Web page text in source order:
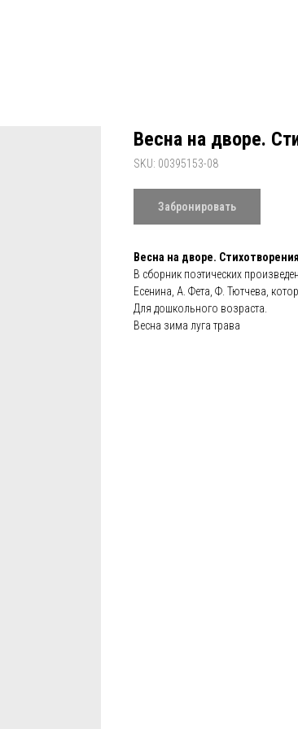
Весна на дворе.
SKU: 00395153-08
Забронировать
Весна на дворе.
В сборник поэтических
Есенина, А. Фета, Ф. Тютчева,
Для дошкольного возраста.
Весна зима луга трава